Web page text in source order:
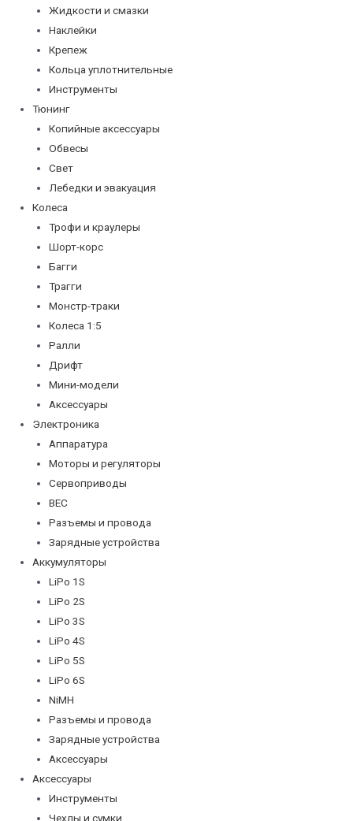
Жидкости и смазки
Наклейки
Крепеж
Кольца уплотнительные
Инструменты
Тюнинг
Копийные аксессуары
Обвесы
Свет
Лебедки и эвакуация
Колеса
Трофи и краулеры
Шорт-корс
Багги
Трагги
Монстр-траки
Колеса 1:5
Ралли
Дрифт
Мини-модели
Аксессуары
Электроника
Аппаратура
Моторы и регуляторы
Сервоприводы
BEC
Разъемы и провода
Зарядные устройства
Аккумуляторы
LiPo 1S
LiPo 2S
LiPo 3S
LiPo 4S
LiPo 5S
LiPo 6S
NiMH
Разъемы и провода
Зарядные устройства
Аксессуары
Аксессуары
Инструменты
Чехлы и сумки